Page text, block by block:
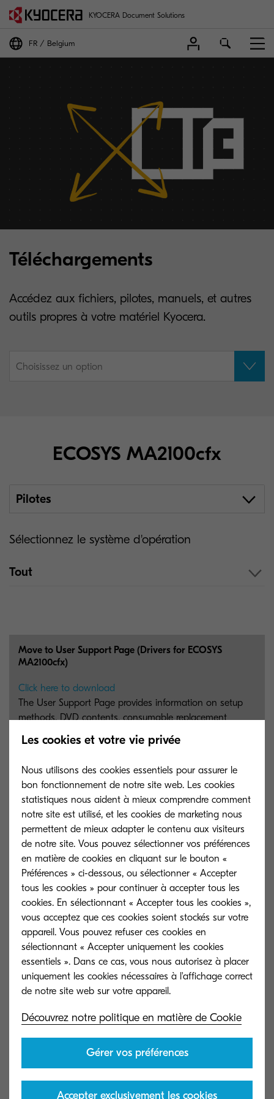
KYOCERA Document Solutions
FR Belgium
Téléchargements
Accédez aux fichiers, pilotes, manuels, et autres
outils propres à votre matériel Kyocera.
Choisissez un option
ECOSYS MA2100cfx
Pilotes
Sélectionnez le système d'opération
Tout
Move to User Support Page (Drivers for ECOSYS
MA2100cfx)
3 MB PDF
Click here to download
The User Support Page provides information on setup
methods, DVD contents, consumable replacement
procedures, and more. Please access the page to
download DVD contents such as Drivers, Utilities, and
La promesse de Kyocera
Découvrez nos solutions de support.
Les cookies et votre vie privée
Nous utilisons des cookies essentiels pour assurer le
bon fonctionnement de notre site web. Les cookies
statistiques nous aident à mieux comprendre comment
notre site est utilisé, et les cookies de marketing nous
permettent de mieux adapter le contenu aux visiteurs
de notre site. Vous pouvez sélectionner vos préférences
en matière de cookies en cliquant sur le bouton «
Préférences » ci-dessous, ou sélectionner « Accepter
tous les cookies » pour continuer à accepter tous les
cookies. En sélectionnant « Accepter tous les cookies »,
vous acceptez que ces cookies soient stockés sur votre
appareil. Vous pouvez refuser ces cookies en
sélectionnant « Accepter uniquement les cookies
essentiels ». Dans ce cas, vous nous autorisez à placer
uniquement les cookies nécessaires à l'affichage correct
Découvrez notre politique en matière de Cookie
Gérer vos préférences
Accepter exclusivement les cookies